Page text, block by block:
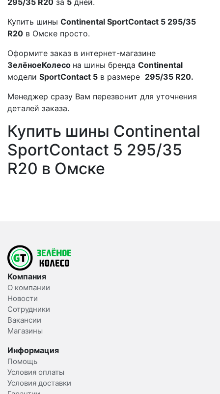
Купить шины Continental SportContact 5 295/35
R20 в Омске просто.
Оформите заказ в интернет-магазине
ЗелёноеКолесо на шины бренда Continental
модели SportContact 5 в размере 295/35 R20.
Менеджер сразу Вам перезвонит для уточнения
деталей заказа.
Купить шины Continental
SportContact 5 295/35
R20 в Омске
Компания
О компании
Новости
Сотрудники
Вакансии
Магазины
Информация
Помощь
Условия оплаты
Условия доставки